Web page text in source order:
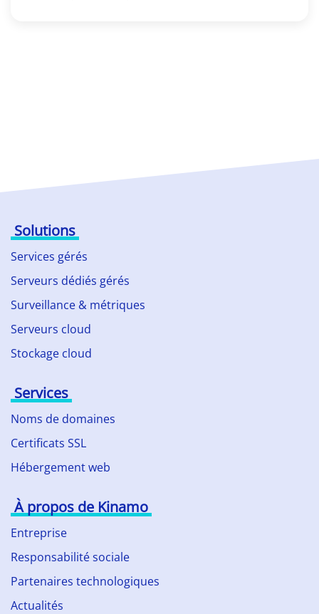
Solutions
Services gérés
Serveurs dédiés gérés
Surveillance & métriques
Serveurs cloud
Stockage cloud
Services
Noms de domaines
Certificats SSL
Hébergement web
À propos de Kinamo
Entreprise
Responsabilité sociale
Partenaires technologiques
Actualités